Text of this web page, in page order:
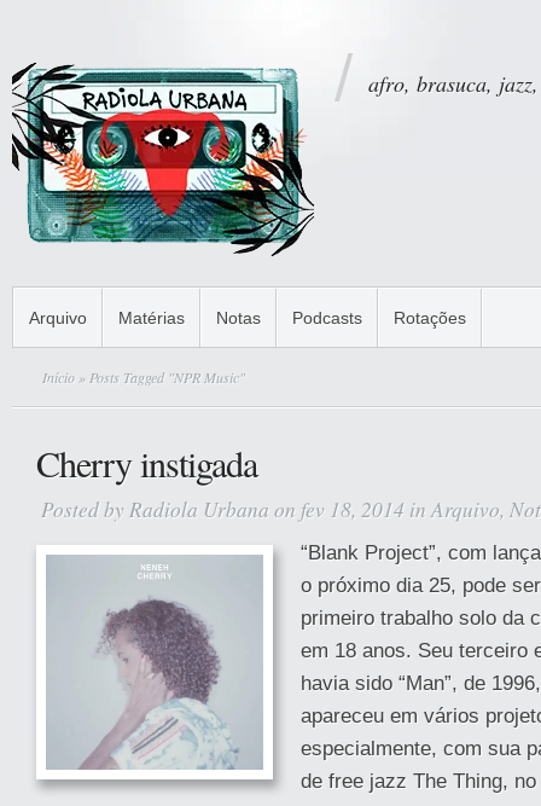
afro, brasuca,
Arquivo Matérias Notas Podcasts Rotações
Início » Posts Tagged "NPR Music"
Cherry instigada
Posted by Radiola Urbana on fev 18, 2014 inArquivo,
“Blank Project”, com
o próximo dia 25, pode
primeiro trabalho solo da
em 18 anos. Seu terceiro
havia sido “Man”, de
apareceu em vários
especialmente, com sua
de free jazz The Thing,